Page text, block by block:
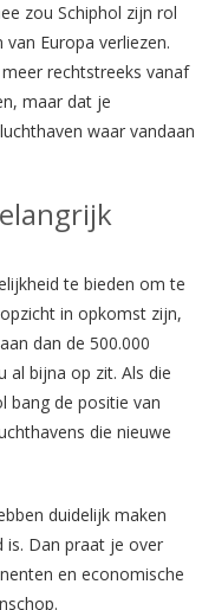
zou Schiphol zijn rol
Europa verliezen.
rechtstreeks vanaf
maar dat je
waar vandaan
te bieden om te
in opkomst zijn,
dan de 500.000
al bijna op zit. Als die
bang de positie van
die nieuwe
duidelijk maken
is. Dan praat je over
en economische